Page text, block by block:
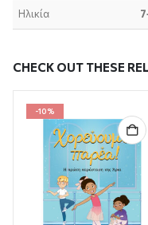
Ηλικία
CHECK OUT THESE
-10%